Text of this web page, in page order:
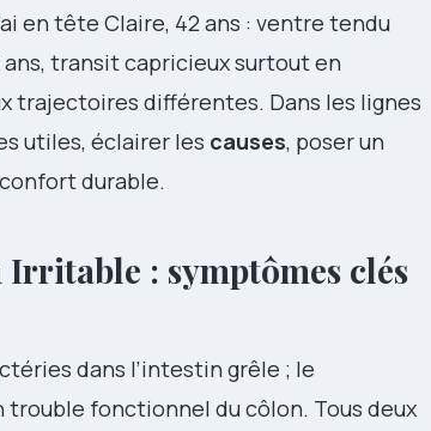
en tête Claire, 42 ans : ventre tendu
ans, transit capricieux surtout en
trajectoires différentes. Dans les lignes
utiles, éclairer les causes, poser un
durable.
Irritable : symptômes clés
dans l’intestin grêle ; le
trouble fonctionnel du côlon. Tous deux